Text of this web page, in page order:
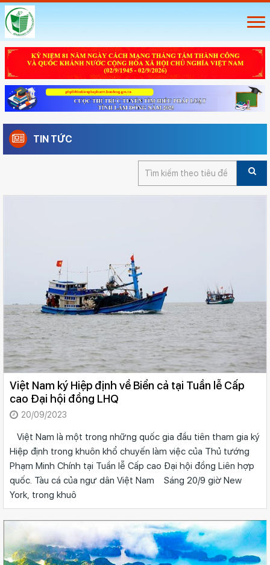
TIN TỨC
Việt Nam ký Hiệp định về Biển cả tại Tuần lễ Cấp
cao Đại hội đồng LHQ
20/09/2023
Việt Nam là một trong những quốc gia đầu tiên tham gia ký
Hiệp định trong khuôn khổ chuyến làm việc của Thủ tướng
Phạm Minh Chính tại Tuần lễ Cấp cao Đại hội đồng Liên hợp
quốc. Tàu cá của ngư dân Việt Nam Sáng 20/9 giờ New
York, trong khuô